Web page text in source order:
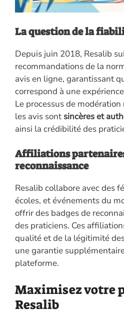
La question de la
Depuis juin 2018, Resalib
recommandations de la
avis en ligne, garantissant
correspond à une
Le processus de
les avis sont sincères et
ainsi la crédibilité des
Affiliations
reconnaissance
Resalib collabore avec des
écoles, et événements du
offrir des badges de
des praticiens. Ces
qualité et de la légitimité
une garantie
plateforme.
Maximisez votre
Resalib